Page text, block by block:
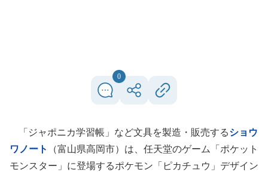
0
「ジャポニカ学習帳」など文具を製造・販売するショウ
ワノート
（富山県高岡市）は、任天堂のゲーム「ポケット
モンスター」に登場するポケモン「ピカチュウ」デザイン